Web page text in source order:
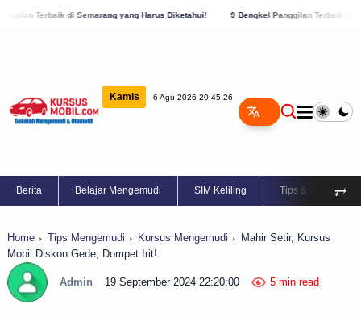
Semarang yang Harus Diketahui! 9 Bengkel Panggilan Terbaik di Kabupaten
Kamis 6 Agu 2026 20:45:27
Berita Belajar Mengemudi SIM Keliling Tips & Trik ⥅
Home Tips Mengemudi Kursus Mengemudi
Mahir Setir, Kursus
Mobil Diskon Gede, Dompet Irit!
Admin 19 September 2024 22:20:00 5 min read